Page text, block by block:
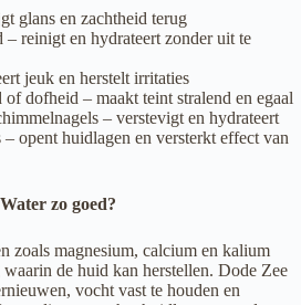
glans en zachtheid terug
– reinigt en hydrateert zonder uit te
jeuk en herstelt irritaties
dofheid – maakt teint stralend en egaal
– verstevigt en hydrateert
opent huidlagen en versterkt effect van
zo goed?
zoals magnesium, calcium en kalium
de huid kan herstellen. Dode Zee
vocht vast te houden en